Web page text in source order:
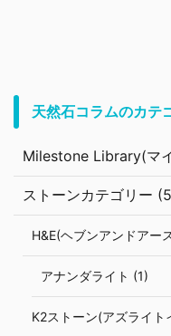
天然石コラムのカテ
Milestone Library(マ
ストーンカテゴリー
H&E(ヘブンアンドアー
アナンダライト (1)
K2ストーン(アズライト